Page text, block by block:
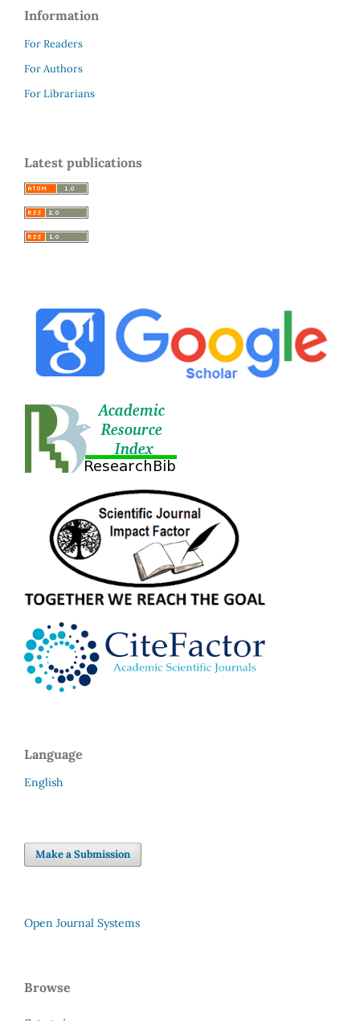
Information
For Readers
For Authors
For Librarians
Latest publications
Language
English
Make a Submission
Open Journal Systems
Browse